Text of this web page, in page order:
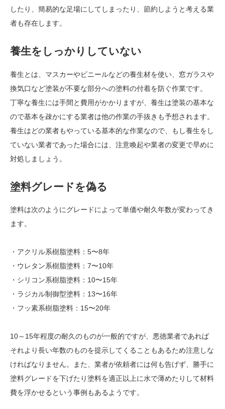
したり、簡易的な足場にしてしまったり、節約しようと考える業
者も存在します。
養生をしっかりしていない
養生とは、マスカーやビニールなどの養生材を使い、窓ガラスや
換気口など塗装が不要な部分への塗料の付着を防ぐ作業です。
丁寧な養生には手間と費用がかかりますが、養生は塗装の基本な
ので基本を疎かにする業者は他の作業の手抜きも予想されます。
養生はどの業者もやっている基本的な作業なので、もし養生をし
ていない業者であった場合には、注意喚起や業者の変更で早めに
対処しましょう。
塗料グレードを偽る
塗料は次のようにグレードによって単価や耐久年数が変わってき
ます。
・アクリル系樹脂塗料：5〜8年
・ウレタン系樹脂塗料：7〜10年
・シリコン系樹脂塗料：10〜15年
・ラジカル制御型塗料：13〜16年
・フッ素系樹脂塗料：15〜20年
10～15年程度の耐久のものが一般的ですが、悪徳業者であれば
それより長い年数のものを提示してくることもあるため注意しな
ければなりません。また、業者が依頼者には何も告げず、勝手に
塗料グレードを下げたり塗料を適正以上に水で薄めたりして材料
費を浮かせるという事例もあるようです。